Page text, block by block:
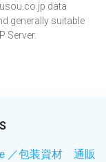
data
generally suitable
Server.
／包装資材 通販